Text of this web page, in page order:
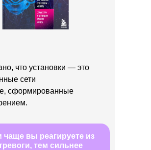
что установки — это
сети
сформированные
чаще вы реагируете из
тем сильнее